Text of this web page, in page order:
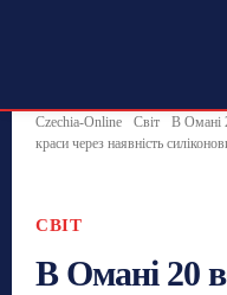
Czechia-Online Світ
В Омані
краси через наявність
СВІТ
В Омані 20